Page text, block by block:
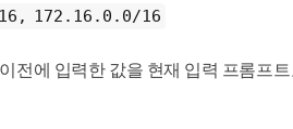
172.16.0.0/16
전에 입력한 값을 현재 입력 프롬프